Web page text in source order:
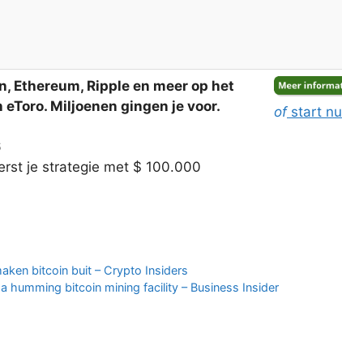
Ethereum, Ripple en meer op het
Miljoenen gingen je voor.
je strategie met $ 100.000
ofstart nu
bitcoin buit – Crypto Insiders
humming bitcoin mining facility – Business Insider